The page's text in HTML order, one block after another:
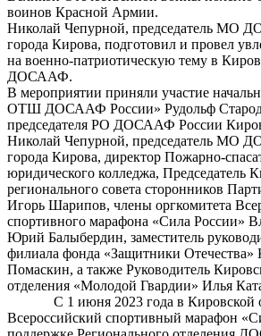
воинов Красной Армии.
Николай Чепурной, председатель МО
города Кирова, подготовил и провел
на военно-патриотическую тему в
ДОСААФ.
В мероприятии приняли участие
ОТШ ДОСААФ России» Рудольф
председателя РО ДОСААФ России
Николай Чепурной, председатель МО
города Кирова, директор Пожарно-
юридического колледжа, Председатель
регионального совета сторонников
Игорь Шарипов, члены оргкомитета
спортивного марафона «Сила России»
Юрий Балыбердин, заместитель
филиала фонда «Защитники Отечества»
Помаскин, а также Руководитель
отделения «Молодой Гвардии» Илья
С 1 июня 2023 года в Кировской
Всероссийский спортивный марафон